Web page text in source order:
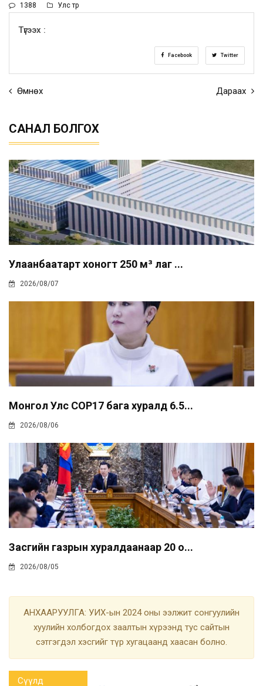
1388 Улс төр
Түгээх :
Facebook Twitter
Өмнөх Дараах
САНАЛ БОЛГОХ
Улаанбаатарт хоногт 250 м³ лаг ...
2026/08/07
Монгол Улс COP17 бага хуралд 6.5...
2026/08/06
Засгийн газрын хуралдаанаар 20 о...
2026/08/05
АНХААРУУЛГА: УИХ-ын 2024 оны ээлжит сонгуулийн
хуулийн холбогдох заалтын хүрээнд тус сайтын
сэтгэгдэл хэсгийг түр хугацаанд хаасан болно.
Сүүлд